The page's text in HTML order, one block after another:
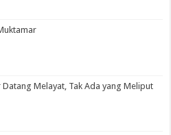
Datang Melayat, Tak Ada yang Meliput